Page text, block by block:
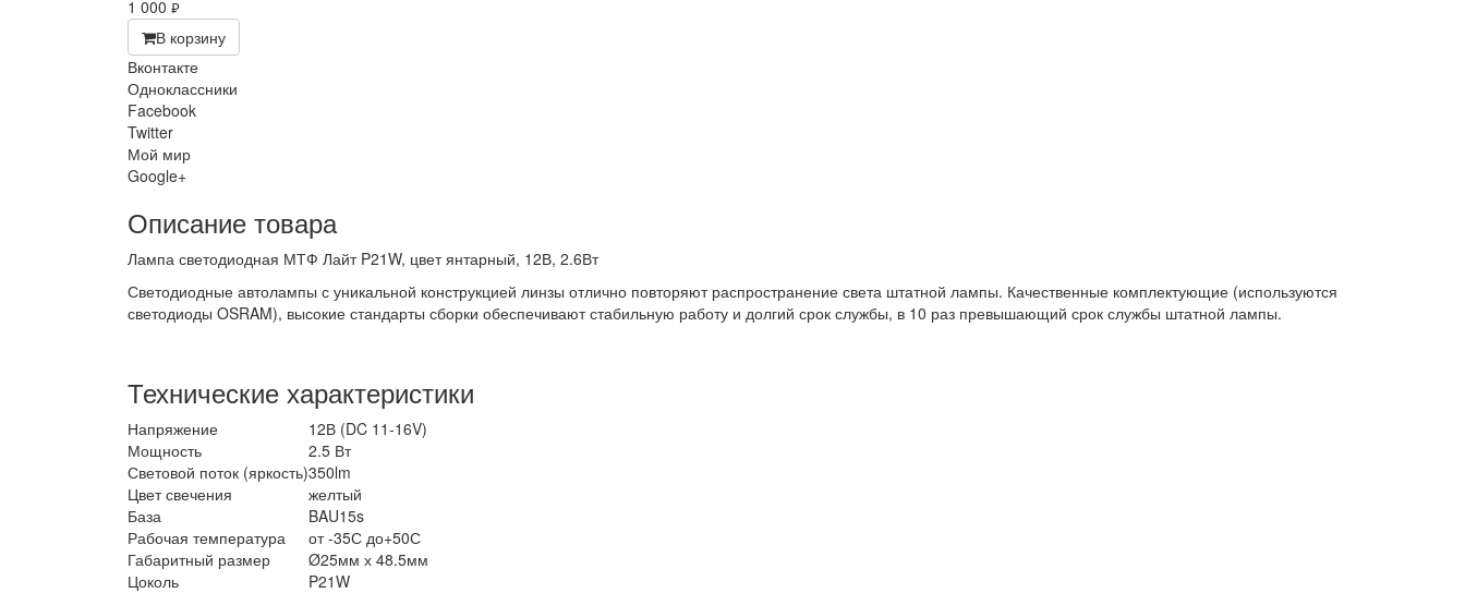
1 000 руб.
В корзину
Вконтакте
Одноклассники
Facebook
Twitter
Мой мир
Google+
Описание товара
Лампа светодиодная МТФ Лайт P21W, цвет янтарный, 12В, 2.6Вт
Светодиодные автолампы с уникальной конструкцией линзы отлично повторяют распространение света штатной лампы. Качественные комплектующие (используются
светодиоды OSRAM), высокие стандарты сборки обеспечивают стабильную работу и долгий срок службы, в 10 раз превышающий срок службы штатной лампы.
Технические характеристики
Напряжение
12В (DC 11-16V)
Мощность
2.5 Вт
Световой поток (яркость)350lm
Цвет свечения
желтый
База
BAU15s
Рабочая температура
от -35С до+50С
Габаритный размер
Ø25мм х 48.5мм
Цоколь
P21W